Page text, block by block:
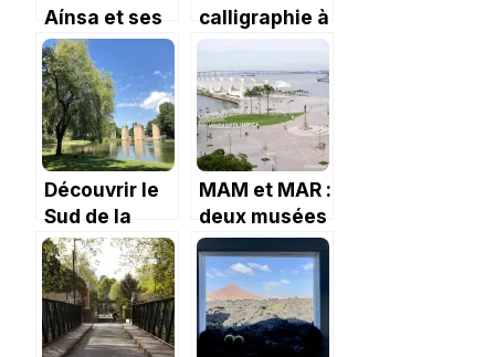
Aínsa et ses
alentours.
calligraphie à
Xi’an
Découvrir le
Sud de la
Vienne
MAM et MAR :
deux musées
à découvrir à
Rio.